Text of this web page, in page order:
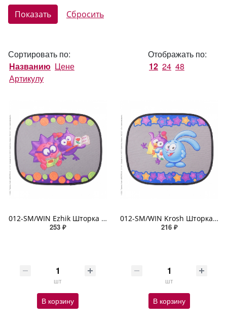
Сортировать по:
Названию Цене
Артикулу
Отображать по:
12 24 48
012-SM/WIN Ezhik Шторка - экран на боковое окно "Смешарики" 44х36см 2шт чёрный, фиолетовый с Ёжиком
253 ₽
шт
В корзину
012-SM/WIN Krosh Шторка - экран на боковое окно "Смешарики" 44х36см 2шт чёрный синий/голубой с Крош
216 ₽
шт
В корзину